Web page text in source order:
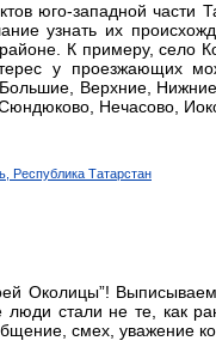
юго-западной части
узнать их
К примеру, село
у проезжающих
Верхние,
Нечасово,
Республика Татарстан
Околицы”!
стали не те, как
смех, уважение